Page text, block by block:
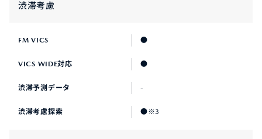
渋滞考慮
FM VICS ●
VICS WIDE対応 ●
渋滞予測データ -
渋滞考慮探索 ●※3